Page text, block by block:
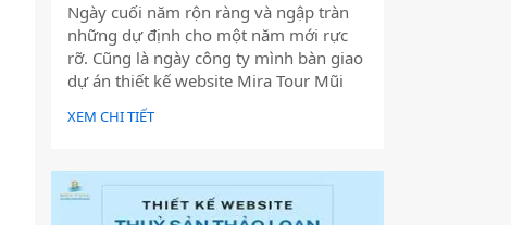
Ngày cuối năm rộn ràng và ngập tràn
những dự định cho một năm mới rực
rỡ. Cũng là ngày công ty mình bàn giao
dự án thiết kế website Mira Tour Mũi
Né – một website chuyên về tour du
lịch và thuê xe
XEM CHI TIẾT